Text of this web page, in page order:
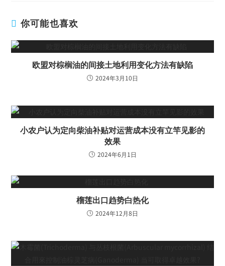
你可能也喜欢
欧盟对棕榈油的间接土地利用变化方法有缺陷
2024年3月10日
小农户认为定向柴油补贴对运营成本没有立竿见影的
效果
2024年6月1日
榴莲出口趋势白热化
2024年12月8日